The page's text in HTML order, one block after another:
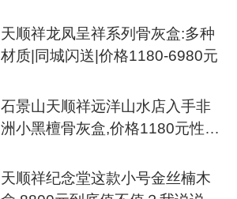
天顺祥龙凤呈祥系列骨灰盒:多种
材质|同城闪送|价格1180-6980元
石景山天顺祥远洋山水店入手非
洲小黑檀骨灰盒,价格1180元性价
天顺祥纪念堂这款小号金丝楠木